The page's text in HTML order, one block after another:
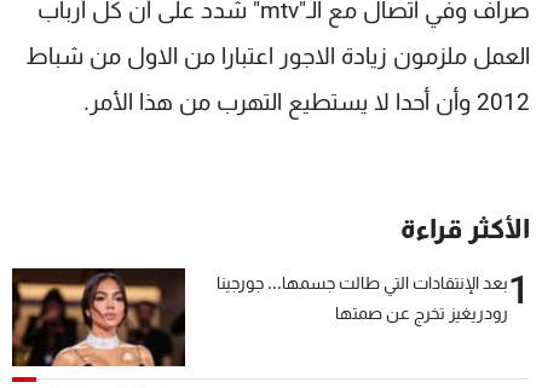
صراف وفي اتصال مع الـ"mtv" شدد على أن كل أرباب
العمل ملزمون زيادة الاجور اعتبارا من الاول من شباط
2012 وأن أحدا لا يستطيع التهرب من هذا الأمر.
الأكثر قراءة
1بعد الإنتقادات التي طالت جسمها... جورجينا
رودريغيز تخرج عن صمتها
جدول البرامج
شاهد البرامج
عن MTV
الإنـتـاج
سياسة الخصوصية